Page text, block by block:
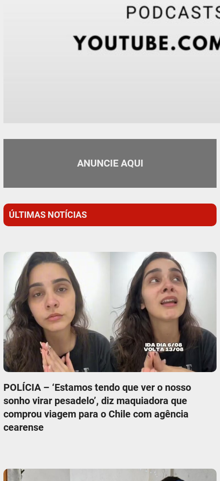
ANUNCIE AQUI
ÚLTIMAS NOTÍCIAS
POLÍCIA – ‘Estamos tendo que ver o nosso
sonho virar pesadelo’, diz maquiadora que
comprou viagem para o Chile com agência
cearense